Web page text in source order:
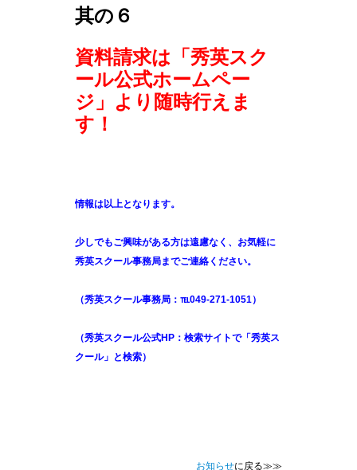
其の６
資料請求は「秀英スク
ール公式ホームペー
ジ」より随時行えま
す！
情報は以上となります。
少しでもご興味がある方は遠慮なく、お気軽に
秀英スクール事務局までご連絡ください。
（秀英スクール事務局：℡049-271-1051）
（秀英スクール公式HP：検索サイトで「秀英ス
クール」と検索）
お知らせに戻る≫≫